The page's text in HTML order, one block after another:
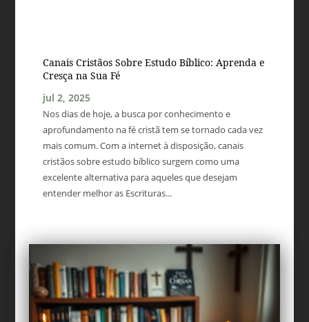
Canais Cristãos Sobre Estudo Bíblico: Aprenda e
Cresça na Sua Fé
jul 2, 2025
Nos dias de hoje, a busca por conhecimento e
aprofundamento na fé cristã tem se tornado cada vez
mais comum. Com a internet à disposição, canais
cristãos sobre estudo bíblico surgem como uma
excelente alternativa para aqueles que desejam
entender melhor as Escrituras...